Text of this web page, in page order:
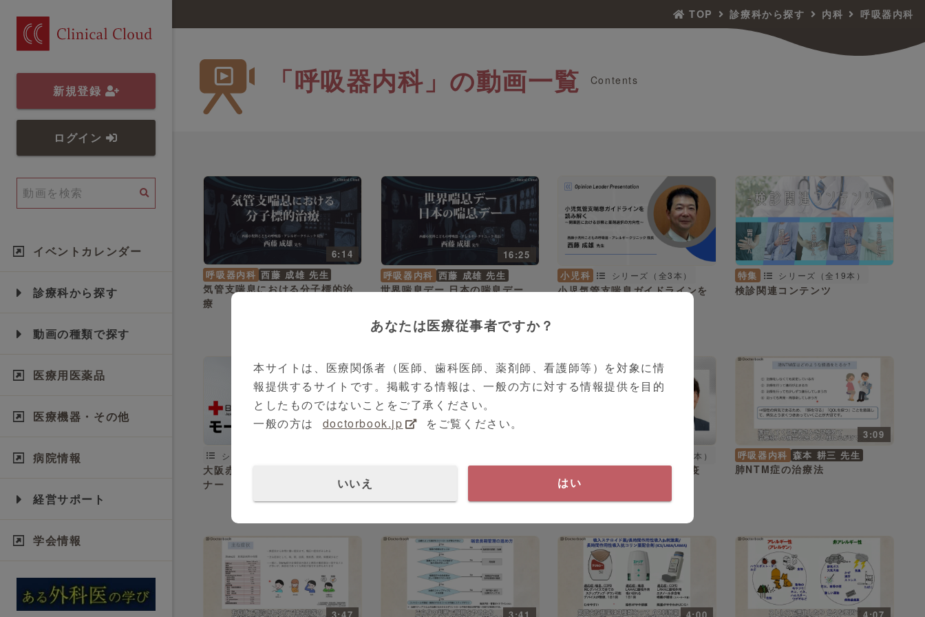
新規登録
ログイン
イベントカレンダー
診療科から探す
動画の種類で探す
医療用医薬品
医療機器・その他
病院情報
経営サポート
学会情報
TOP 診療科から探す 内科 呼吸器内科
「呼吸器内科」の動画一覧 Contents
6:14
呼吸器内科 西藤 成雄 先生
気管支喘息における分子標的治
療
16:25
呼吸器内科 西藤 成雄 先生
世界喘息デー 日本の喘息デー
小児科 シリーズ（全3本）
小児気管支喘息ガイドラインを
特集 シリーズ（全19本）
検診関連コンテンツ
シリーズ（全21本）
大阪赤十字病院 モーニングセミ
ナー
喘息・アレルギー患者NSAIDs
シリーズ（全2本）
増え続ける肺NTM症とは～疫
学・診断・自然経過～
3:09
呼吸器内科 森本 耕三 先生
肺NTM症の治療法
あなたは医療従事者ですか？
本サイトは、医療関係者（医師、歯科医師、薬剤師、看護師等）を対象に情
報提供するサイトです。掲載する情報は、一般の方に対する情報提供を目的
としたものではないことをご了承ください。
一般の方は
doctorbook.jp をご覧ください。
いいえ はい